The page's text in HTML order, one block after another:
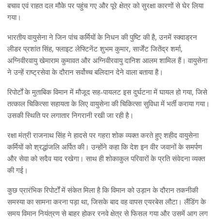
बचाव एवं राहत दल मौके पर पहुंच गए और पूरे क्षेत्र को सुरक्षा कारणों से घेर लिया
गया।
भारतीय वायुसेना ने जिन पांच कर्मियों के निधन की पुष्टि की है, उनमें स्क्वाड्रन
लीडर प्रशांत सिंह, फ्लाइट लेफ्टिनेंट शुभम कुमार, सार्जेंट जितेंद्र शर्मा,
अग्निवीरवायु खेमाराम कुमावत और अग्निवीरवायु दानिश आलम शामिल हैं। वायुसेना
ने उन्हें राष्ट्रसेवा के दौरान सर्वोच्च बलिदान देने वाला बताया है।
रिपोर्टों के मुताबिक विमान में मौजूद सह-पायलट इस दुर्घटना में घायल हो गया, जिसे
तत्काल चिकित्सा सहायता के लिए वायुसेना की चिकित्सा सुविधा में भर्ती कराया गया।
उसकी स्थिति पर लगातार निगरानी रखी जा रही है।
रक्षा मंत्री राजनाथ सिंह ने हादसे पर गहरा शोक व्यक्त करते हुए शहीद वायुसेना
कर्मियों को श्रद्धांजलि अर्पित की। उन्होंने कहा कि देश इन वीर जवानों के समर्पण
और सेवा को सदैव याद रखेगा। साथ ही शोकाकुल परिवारों के प्रति संवेदना व्यक्त
की गई।
कुछ प्रारंभिक रिपोर्टों में संकेत मिला है कि विमान को उड़ान के दौरान तकनीकी
समस्या का सामना करना पड़ा था, जिसके बाद वह वापस एयरबेस लौटा। लैंडिंग के
समय विमान नियंत्रण से बाहर होकर रनवे क्षेत्र से फिसल गया और उसमें आग लग